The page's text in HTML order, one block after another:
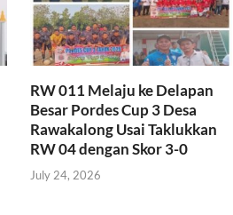
RW 011 Melaju ke Delapan
Besar Pordes Cup 3 Desa
Rawakalong Usai Taklukkan
RW 04 dengan Skor 3-0
July 24, 2026